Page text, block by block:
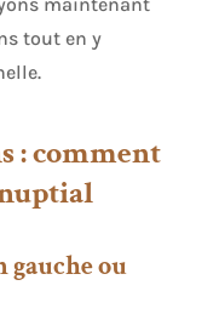
tout en y
: comment
gauche ou